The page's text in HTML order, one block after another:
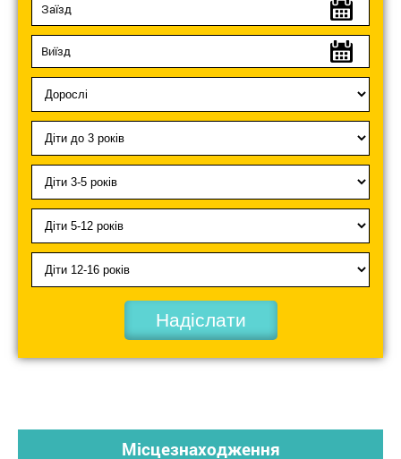
Місцезнаходження
Надіслати